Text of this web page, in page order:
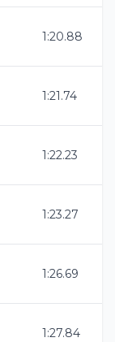
1:20.88
1:21.74
1:22.23
1:23.27
1:26.69
1:27.84